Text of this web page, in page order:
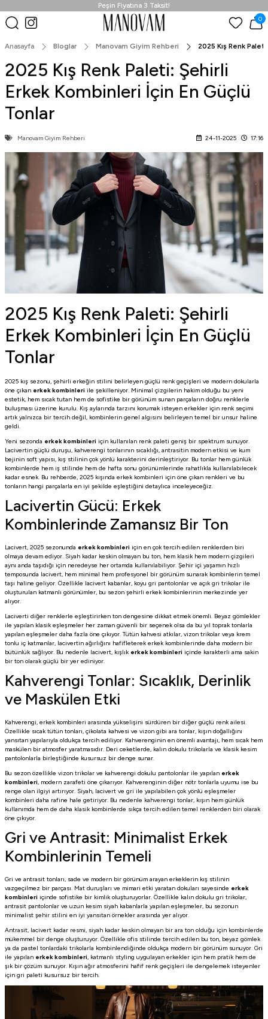
Peşin Fiyatına 3 Taksit!
0
Anasayfa Bloglar Manovam Giyim Rehberi 2025 Kış Renk
2025 Kış Renk Paleti: Şehirli
Erkek Kombinleri İçin En Güçlü
Tonlar
Manovam Giyim Rehberi 24-11-2025 17:16
2025 Kış Renk Paleti: Şehirli
Erkek Kombinleri İçin En Güçlü
Tonlar
2025 kış sezonu, şehirli erkeğin stilini belirleyen güçlü renk geçişleri ve modern dokularla
öne çıkan erkek kombinleri ile şekilleniyor. Minimal çizgilerin hakim olduğu bu yeni
estetik, hem sıcak tutan hem de sofistike bir görünüm sunan parçaların doğru renklerle
buluşması üzerine kurulu. Kış aylarında tarzını korumak isteyen erkekler için renk seçimi
artık yalnızca bir tercih değil, kombinlerin genel algısını belirleyen temel bir unsur haline
geldi.
Yeni sezonda erkek kombinleri için kullanılan renk paleti geniş bir spektrum sunuyor.
Lacivertin güçlü duruşu, kahverengi tonlarının sıcaklığı, antrasitin modern etkisi ve kum
bejinin soft yapısı, kış stilinin çok yönlü karakterini derinleştiriyor. Bu tonlar hem günlük
kombinlerde hem iş stilinde hem de hafta sonu görünümlerinde rahatlıkla kullanılabilecek
kadar esnek. Bu rehberde, 2025 kışında erkek kombinleri için öne çıkan renkleri ve bu
tonların hangi parçalarla en iyi şekilde eşleştiğini detaylıca inceleyeceğiz.
Lacivertin Gücü: Erkek
Kombinlerinde Zamansız Bir Ton
Lacivert, 2025 sezonunda erkek kombinleri için en çok tercih edilen renklerden biri
olmaya devam ediyor. Siyah kadar keskin olmayan bu ton, hem klasik hem modern çizgileri
aynı anda taşıdığı için neredeyse her ortamda kullanılabiliyor. Şehir içi yaşamın hızlı
temposunda lacivert, hem minimal hem profesyonel bir görünüm sunarak kombinlerin temel
taşı haline geliyor. Özellikle lacivert kabanlar, koyu gri pantolonlar ve açık gri trikolar ile
oluşturulan katmanlı görünümler, bu sezon şehirli erkek kombinlerinin merkezinde yer
alıyor.
Laciverti diğer renklerle eşleştirirken ton dengesine dikkat etmek önemli. Beyaz gömlekler
ile yapılan klasik eşleşmeler her zaman güvenli bir seçenek olsa da bu yıl toprak tonlarla
yapılan eşleşmeler daha fazla öne çıkıyor. Tütün kahvesi atkılar, vizon trikolar veya krem
tonlu iç katmanlar, lacivertin ağırlığını hafifleterek erkek kombinlerinde daha modern bir
bütünlük sağlıyor. Bu nedenle lacivert, kışlık erkek kombinleri içinde karakterli ama sakin
bir ton olarak güçlü bir yer ediniyor.
Kahverengi Tonlar: Sıcaklık, Derinlik
ve Maskülen Etki
Kahverengi, erkek kombinleri arasında yükselişini sürdüren bir diğer güçlü renk ailesi.
Özellikle sıcak tütün tonları, çikolata kahvesi ve vizon gibi ara tonlar, kışın doğallığını
yansıtan yapılarıyla oldukça tercih ediliyor. Kahverenginin en önemli avantajı, hem sıcak hem
maskülen bir atmosfer yaratmasıdır. Deri ceketlerde, kalın dokulu trikolarla ve klasik kesim
pantolonlarla birleştiğinde kusursuz bir denge sunar.
Bu sezon özellikle vizon trikolar ve kahverengi dokulu pantolonlar ile yapılan erkek
kombinleri, modern zarafeti öne çıkarıyor. Kahverenginin diğer nötr tonlarla uyumu ise bu
renge olan ilgiyi artırıyor. Siyah, lacivert ve gri ile yapılabilen çok yönlü eşleşmeler
kombinleri daha rafine hale getiriyor. Bu nedenle kahverengi tonlar, kışın hem günlük
kullanımda hem de daha klasik kombinlerde sıkça tercih edilen temel renklerden biri olarak
öne çıkıyor.
Gri ve Antrasit: Minimalist Erkek
Kombinlerinin Temeli
Gri ve antrasit tonları, sade ve modern bir görünüm arayan erkeklerin kış stilinin
vazgeçilmez bir parçası. Mat duruşları ve mimari etki yaratan dokuları sayesinde erkek
kombinleri içinde sofistike bir kimlik oluşturuyorlar. Özellikle kalın dokulu gri trikolar,
antrasit pantolonlar ve uzun kesim siyah kabanlarla yapılan eşleşmeler, bu sezonun
minimalist şehir stilini en iyi yansıtan örnekler arasında yer alıyor.
Antrasit, lacivert kadar resmi, siyah kadar keskin olmayan bir ara ton olduğu için kombinlerde
mükemmel bir denge oluşturuyor. Özellikle ofis stilinde tercih edilen bu ton, beyaz gömlek
ya da pastel tonlardaki trikolarla kombinlendiğinde oldukça modern bir görünüm sunuyor. Gri
ile yapılan erkek kombinleri, katmanlı styling uygulayan erkekler için hem pratik hem de
şık bir çözüm sunuyor. Kışın ağır atmosferini hafif renk geçişleri ile dengelemek isteyenler
için gri paleti kusursuz bir tercih.